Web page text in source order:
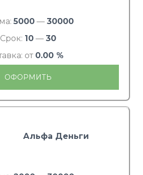
5000 — 30000
Срок: 10 — 30
от 0.00 %
ОФОРМИТЬ
Альфа Деньги